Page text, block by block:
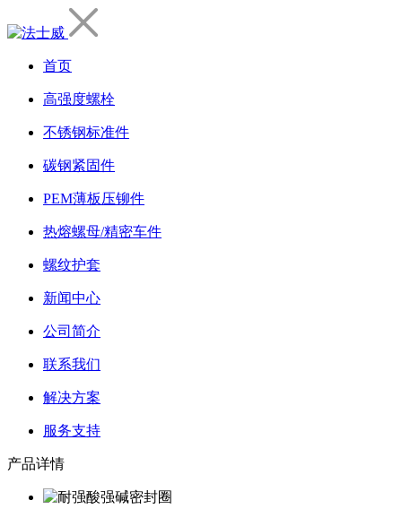
首页
高强度螺栓
不锈钢标准件
碳钢紧固件
PEM薄板压铆件
热熔螺母/精密车件
螺纹护套
新闻中心
公司简介
联系我们
解决方案
服务支持
产品详情